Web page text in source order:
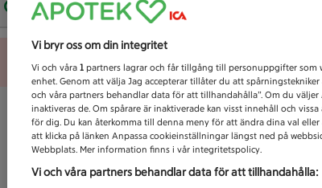
Vad letar du efter idag?
Vi bryr oss om din integritet
Vi och våra 1 partners lagrar och får tillgång till personuppgifter som
enhet. Genom att välja Jag accepterar tillåter du att
och våra partners behandlar data för att tillhandahålla”. Om du
inaktiveras de. Om spårare är inaktiverade kan visst innehåll och
för dig. Du kan återkomma till denna meny för att ändra dina val
att klicka på länken Anpassa cookieinställningar längst ned på
Webbplats. Mer information finns i vår integritetspolicy.
Vi och våra partners behandlar data för att tillhandahålla: